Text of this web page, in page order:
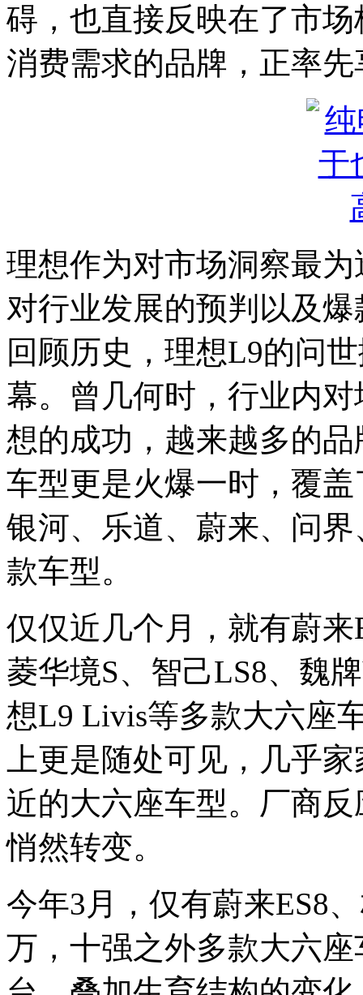
碍，也直接反映在了市
消费需求的品牌，正率
理想作为对市场洞察最
对行业发展的预判以及
回顾历史，理想L9的问
幕。曾几何时，行业内
想的成功，越来越多的
车型更是火爆一时，覆
银河、乐道、蔚来、问
款车型。
仅仅近几个月，就有蔚
菱华境S、智己LS8、魏
想L9 Livis等多款大六座
上更是随处可见，几乎
近的大六座车型。厂商
悄然转变。
今年3月，仅有蔚来ES8
万，十强之外多款大六